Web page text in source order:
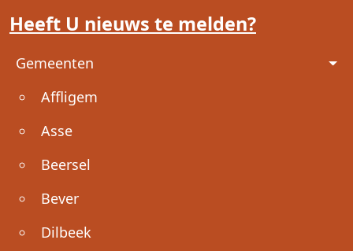
Heeft U nieuws te melden?
Voet
Gemeenten
Affligem
Asse
Beersel
Bever
Dilbeek